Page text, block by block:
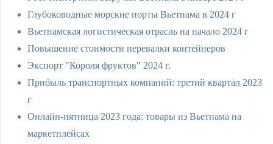
Глубоководные морские порты Вьетнама в 2024 г
Вьетнамская логистическая отрасль на начало 2024 г
Повышение стоимости перевалки контейнеров
Экспорт "Короля фруктов" 2024 г.
Прибыль транспортных компаний: третий квартал 2023
г
Онлайн-пятница 2023 года: товары из Вьетнама на
маркетплейсах